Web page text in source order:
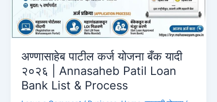
अण्णासाहेब पाटील कर्ज योजना बँक यादी
२०२६ | Annasaheb Patil Loan
Bank List & Process